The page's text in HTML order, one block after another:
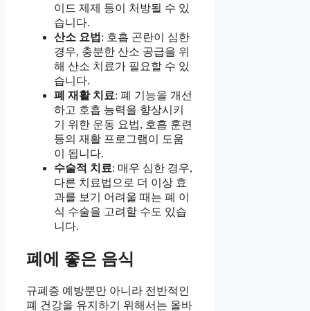
이드 제제 등이 처방될 수 있
습니다.
산소 요법 : 호흡 곤란이 심한
경우, 충분한 산소 공급을 위
해 산소 치료가 필요할 수 있
습니다.
폐 재활 치료: 폐 기능을 개선
하고 호흡 능력을 향상시키
기 위한 운동 요법, 호흡 훈련
등의 재활 프로그램이 도움
이 됩니다.
수술적 치료: 매우 심한 경우,
다른 치료법으로 더 이상 효
과를 보기 어려울 때는 폐 이
식 수술을 고려할 수도 있습
니다.
폐에 좋은 음식
규폐증 예방뿐만 아니라 전반적인
폐 건강을 유지하기 위해서는 올바